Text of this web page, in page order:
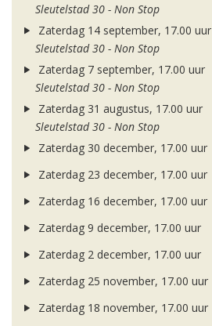
Sleutelstad 30 - Non Stop
Zaterdag 14 september, 17.00 uur
Sleutelstad 30 - Non Stop
Zaterdag 7 september, 17.00 uur
Sleutelstad 30 - Non Stop
Zaterdag 31 augustus, 17.00 uur
Sleutelstad 30 - Non Stop
Zaterdag 30 december, 17.00 uur
Zaterdag 23 december, 17.00 uur
Zaterdag 16 december, 17.00 uur
Zaterdag 9 december, 17.00 uur
Zaterdag 2 december, 17.00 uur
Zaterdag 25 november, 17.00 uur
Zaterdag 18 november, 17.00 uur